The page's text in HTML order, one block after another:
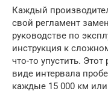
Каждый
свой регламент
руководстве по
инструкция к
что-то упустить.
виде интервала
каждые 15 000 км или